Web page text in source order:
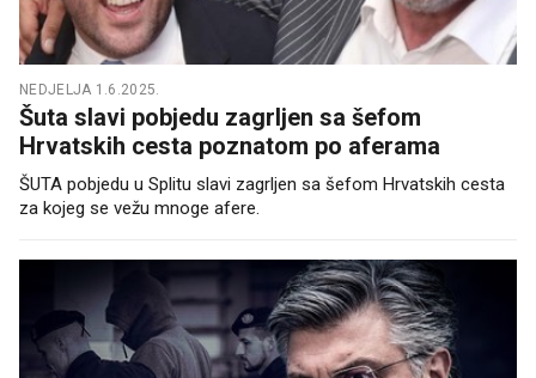
NEDJELJA 1.6.2025.
Šuta slavi pobjedu zagrljen sa šefom
Hrvatskih cesta poznatom po aferama
ŠUTA pobjedu u Splitu slavi zagrljen sa šefom Hrvatskih cesta
za kojeg se vežu mnoge afere.